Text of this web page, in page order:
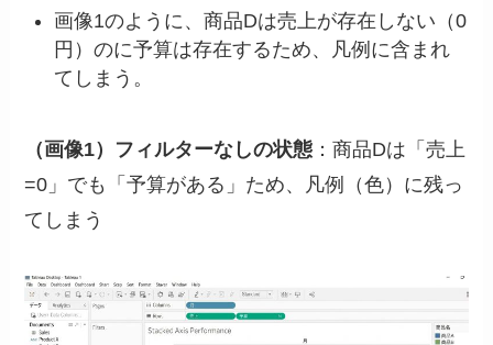
画像1のように、商品Dは売上が存在しない（0
円）のに予算は存在するため、凡例に含まれ
てしまう。
（画像1）フィルターなしの状態 ：商品Dは「売上
=0」でも「予算がある」ため、凡例（色）に残っ
てしまう